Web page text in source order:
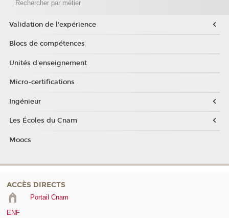
Rechercher par métier
Validation de l'expérience
Blocs de compétences
Unités d'enseignement
Micro-certifications
Ingénieur
Les Écoles du Cnam
Moocs
ACCÈS DIRECTS
Portail Cnam
ENF